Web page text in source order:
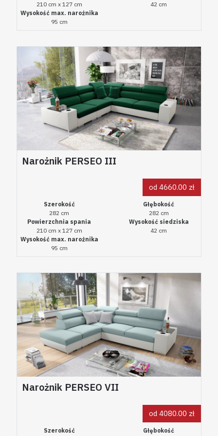
210 cm x 127 cm
42 cm
Wysokość max. narożnika
95 cm
Narożnik PERSEO III
od 4660.00 zł
Szerokość
282 cm
Głębokość
282 cm
Powierzchnia spania
210 cm x 127 cm
Wysokość siedziska
42 cm
Wysokość max. narożnika
95 cm
Narożnik PERSEO VII
od 4080.00 zł
Szerokość
Głębokość